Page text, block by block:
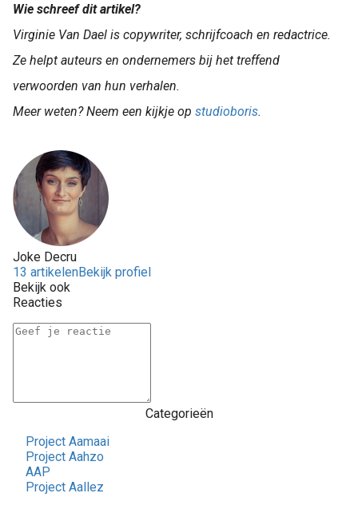
Wie schreef dit artikel?
Virginie Van Dael is copywriter, schrijfcoach en redactrice.
Ze helpt auteurs en ondernemers bij het treffend
verwoorden van hun verhalen.
Meer weten? Neem een kijkje op studioboris.
Joke Decru
13 artikelenBekijk profiel
Bekijk ook
Reacties
Categorieën
Project Aamaai
Project Aahzo
AAP
Project Aallez